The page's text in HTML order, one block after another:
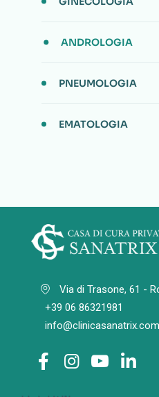
ANDROLOGIA
PNEUMOLOGIA
EMATOLOGIA
Via di Trasone, 61 -
+39 06 86321981
info@clinicasanatrix.com